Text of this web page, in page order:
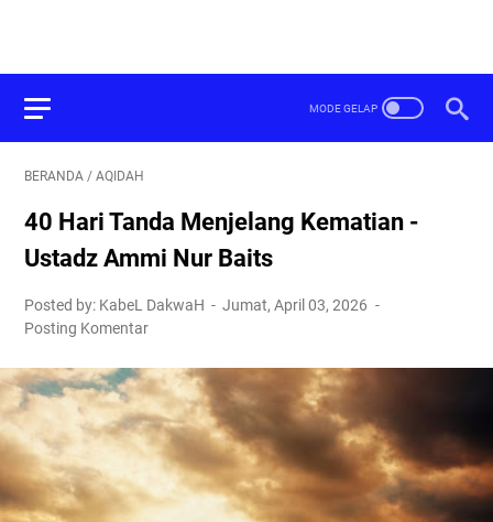
BERANDA / AQIDAH
40 Hari Tanda Menjelang Kematian -
Ustadz Ammi Nur Baits
Posted by: KabeL DakwaH
Jumat, April 03, 2026
Posting Komentar